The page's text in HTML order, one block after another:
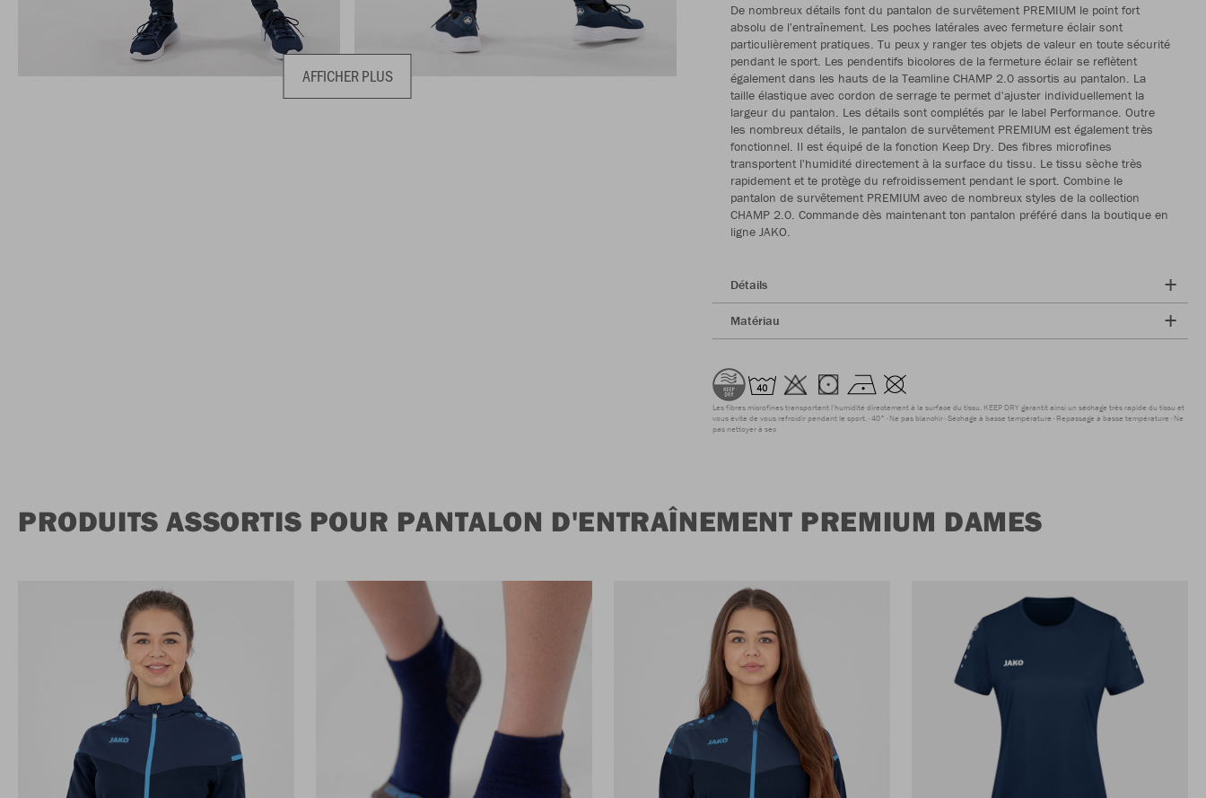
AFFICHER PLUS
De nombreux détails font du pantalon de survêtement PREMIUM le point fort
absolu de l'entraînement. Les poches latérales avec fermeture éclair sont
particulièrement pratiques. Tu peux y ranger tes objets de valeur en toute sécurité
pendant le sport. Les pendentifs bicolores de la fermeture éclair se reflètent
également dans les hauts de la Teamline CHAMP 2.0 assortis au pantalon. La
taille élastique avec cordon de serrage te permet d'ajuster individuellement la
largeur du pantalon. Les détails sont complétés par le label Performance. Outre
les nombreux détails, le pantalon de survêtement PREMIUM est également très
fonctionnel. Il est équipé de la fonction Keep Dry. Des fibres microfines
transportent l'humidité directement à la surface du tissu. Le tissu sèche très
rapidement et te protège du refroidissement pendant le sport. Combine le
pantalon de survêtement PREMIUM avec de nombreux styles de la collection
CHAMP 2.0. Commande dès maintenant ton pantalon préféré dans la boutique en
ligne JAKO.
Détails
Matériau
Les fibres microfines transportent l'humidité directement à la surface du tissu. KEEP DRY garantit ainsi un séchage très rapide du tissu et
vous évite de vous refroidir pendant le sport. 40° Ne pas blanchir Séchage à basse température Repassage à basse température Ne
pas nettoyer à sec
PRODUITS ASSORTIS POUR PANTALON D'ENTRAÎNEMENT PREMIUM DAMES